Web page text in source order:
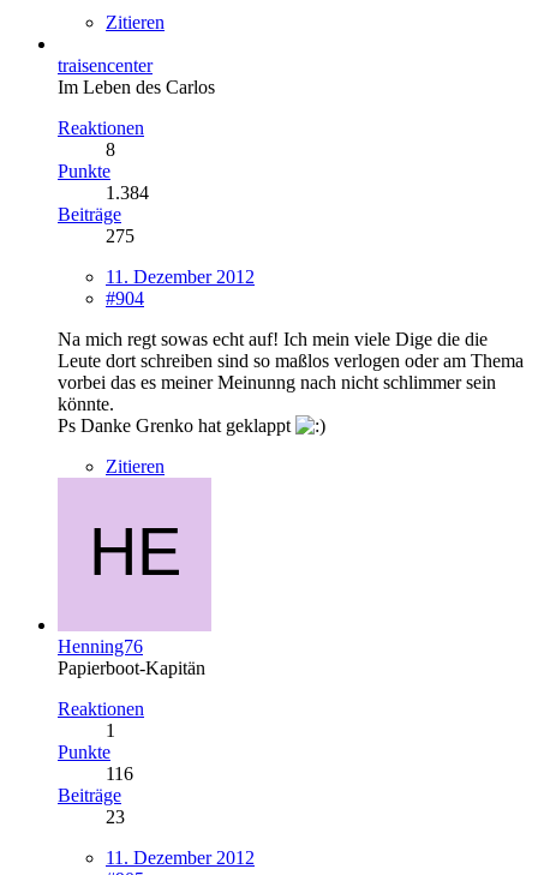
Zitieren
traisencenter
Im Leben des Carlos
Reaktionen
8
Punkte
1.384
Beiträge
275
11. Dezember 2012
#904
Na mich regt sowas echt auf! Ich mein viele Dige die die
Leute dort schreiben sind so maßlos verlogen oder am Thema
vorbei das es meiner Meinunng nach nicht schlimmer sein
könnte.
Ps Danke Grenko hat geklappt
Zitieren
Henning76
Papierboot-Kapitän
Reaktionen
1
Punkte
116
Beiträge
23
11. Dezember 2012